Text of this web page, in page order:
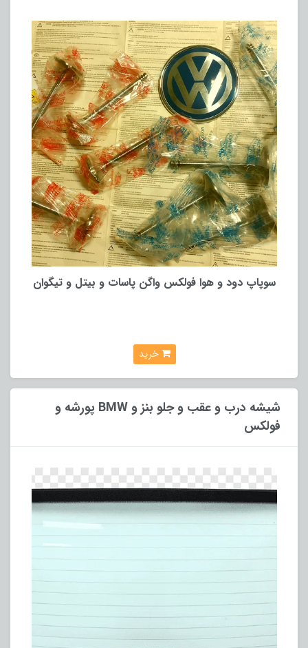
سوپاپ دود و هوا فولکس واگن پاسات و بیتل و تیگوان
خرید
شیشه درب و عقب و جلو بنز و BMW پورشه و
فولکس